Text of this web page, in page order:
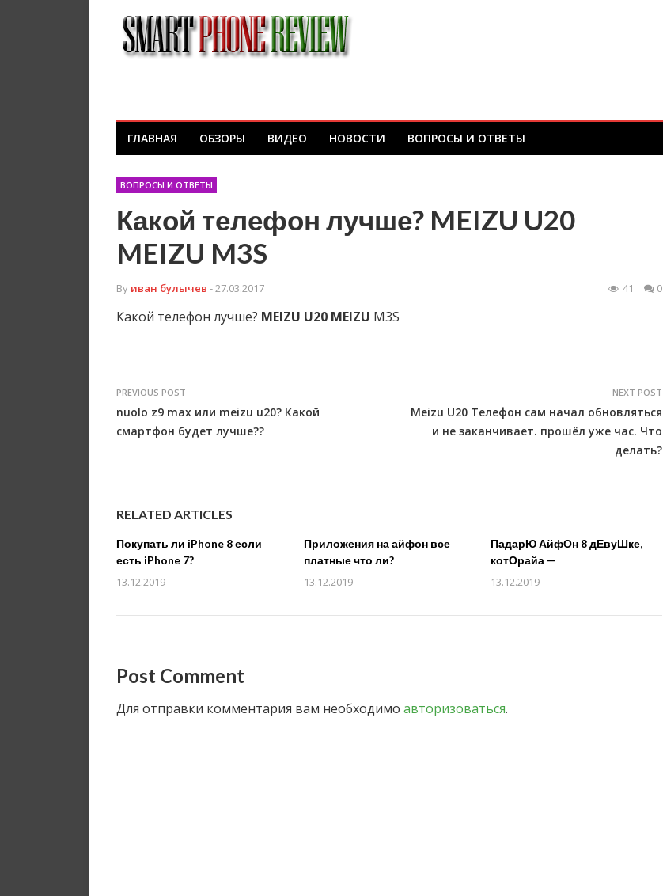
ГЛАВНАЯ ОБЗОРЫ ВИДЕО НОВОСТИ ВОПРОСЫ И ОТВЕТЫ
ВОПРОСЫ И ОТВЕТЫ
Какой телефон лучше? MEIZU U20
MEIZU M3S
By иван булычев - 27.03.2017 41 0
Какой телефон лучше? MEIZU U20 MEIZU M3S
PREVIOUS POST
nuolo z9 max или meizu u20? Какой
смартфон будет лучше??
NEXT POST
Meizu U20 Телефон сам начал обновляться
и не заканчивает. прошёл уже час. Что
делать?
RELATED ARTICLES
Покупать ли iPhone 8 если
есть iPhone 7?
13.12.2019
Приложения на айфон все
платные что ли?
13.12.2019
ПадарЮ АйфОн 8 дЕвуШке,
котОрайа —
13.12.2019
Post Comment
Для отправки комментария вам необходимо авторизоваться.